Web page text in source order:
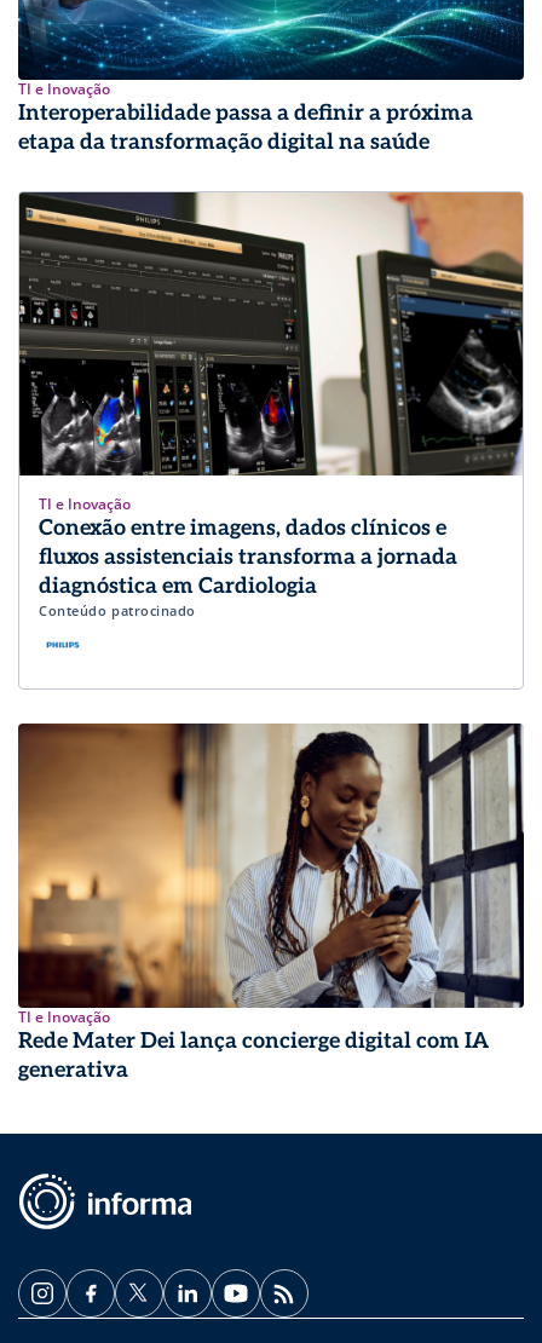
TI e Inovação
Interoperabilidade passa a definir a próxima
etapa da transformação digital na saúde
TI e Inovação
Conexão entre imagens, dados clínicos e
fluxos assistenciais transforma a jornada
diagnóstica em Cardiologia
Conteúdo patrocinado
TI e Inovação
Rede Mater Dei lança concierge digital com IA
generativa